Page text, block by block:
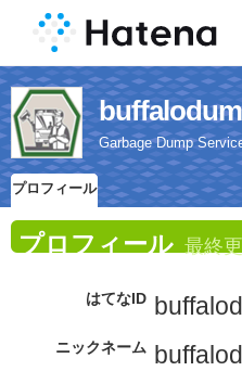
Garbage Dump
プロフィール
プロフィール 最終
はてなID
ニックネーム